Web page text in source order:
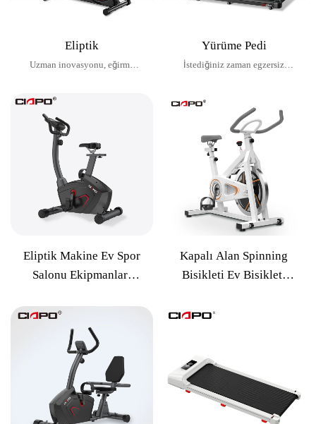
Eliptik
Uzman inovasyonu, eğirme
Yürüme Pedi
İstediğiniz zaman egzersiz
Eliptik Makine Ev Spor
Salonu Ekipmanları
Kapalı Manyetik
Adımlayıcı Sessiz
Dönen Bisiklet
Kapalı Alan Spinning
Bisikleti Ev Bisikleti
Salonu Egzersiz